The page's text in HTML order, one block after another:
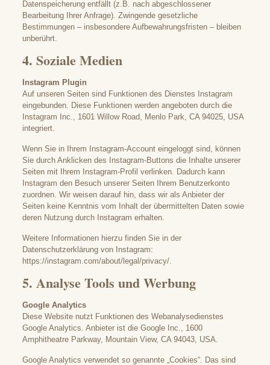
Datenspeicherung entfällt (z.B. nach abgeschlossener
Bearbeitung Ihrer Anfrage). Zwingende gesetzliche
Bestimmungen – insbesondere Aufbewahrungsfristen – bleiben
unberührt.
4. Soziale Medien
Instagram Plugin
Auf unseren Seiten sind Funktionen des Dienstes Instagram
eingebunden. Diese Funktionen werden angeboten durch die
Instagram Inc., 1601 Willow Road, Menlo Park, CA 94025, USA
integriert.
Wenn Sie in Ihrem Instagram-Account eingeloggt sind, können
Sie durch Anklicken des Instagram-Buttons die Inhalte unserer
Seiten mit Ihrem Instagram-Profil verlinken. Dadurch kann
Instagram den Besuch unserer Seiten Ihrem Benutzerkonto
zuordnen. Wir weisen darauf hin, dass wir als Anbieter der
Seiten keine Kenntnis vom Inhalt der übermittelten Daten sowie
deren Nutzung durch Instagram erhalten.
Weitere Informationen hierzu finden Sie in der
Datenschutzerklärung von Instagram:
https://instagram.com/about/legal/privacy/.
5. Analyse Tools und Werbung
Google Analytics
Diese Website nutzt Funktionen des Webanalysedienstes
Google Analytics. Anbieter ist die Google Inc., 1600
Amphitheatre Parkway, Mountain View, CA 94043, USA.
Google Analytics verwendet so genannte „Cookies“. Das sind